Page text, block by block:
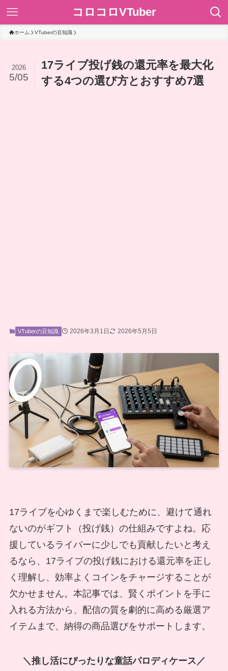
コロコロVTuber
ホーム VTuberの豆知識
17ライブ投げ銭の還元率を最大化
する4つの選び方とおすすめ7選
2026
5/05
VTuberの豆知識 2026年3月1日 2026年5月5日
17ライブを心ゆくまで楽しむために、避けて通れ
ないのがギフト（投げ銭）の仕組みですよね。応
援しているライバーに少しでも貢献したいと考え
るなら、17ライブの投げ銭における還元率を正し
く理解し、効率よくコインをチャージすることが
欠かせません。本記事では、賢くポイントを手に
入れる方法から、配信の質を劇的に高める厳選ア
イテムまで、納得の商品選びをサポートします。
＼推し活にぴったりな童話パロディケース／